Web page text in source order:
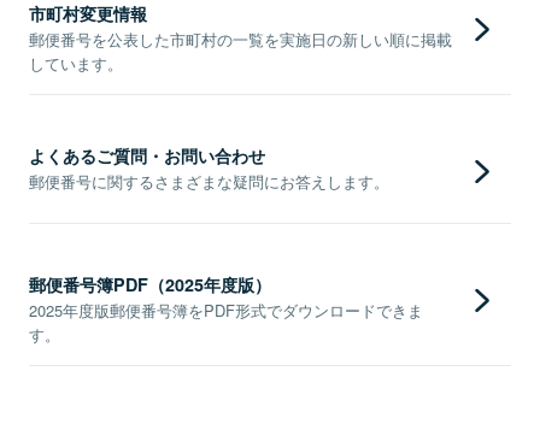
市町村変更情報
郵便番号を公表した市町村の一覧を実施日の新しい順に掲載
しています。
よくあるご質問・お問い合わせ
郵便番号に関するさまざまな疑問にお答えします。
郵便番号簿PDF（2025年度版）
2025年度版郵便番号簿をPDF形式でダウンロードできま
す。